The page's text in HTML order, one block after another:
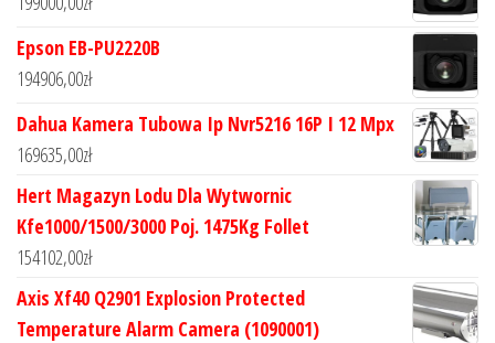
Epson EB-PU2220B
194906,00zł
Dahua Kamera Tubowa Ip Nvr5216 16P I 12 Mpx
169635,00zł
Hert Magazyn Lodu Dla Wytwornic
Kfe1000/1500/3000 Poj. 1475Kg Follet
154102,00zł
Axis Xf40 Q2901 Explosion Protected
Temperature Alarm Camera (1090001)